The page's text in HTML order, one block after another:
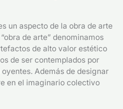
un aspecto de la obra de arte
de arte” denominamos
de alto valor estético
de ser contemplados por
Además de designar
en el imaginario colectivo